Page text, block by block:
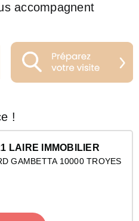
accompagnent
!
LAIRE IMMOBILIER
GAMBETTA 10000 TROYES